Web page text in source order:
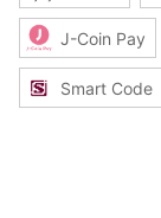
J-Coin Pay
Smart Code